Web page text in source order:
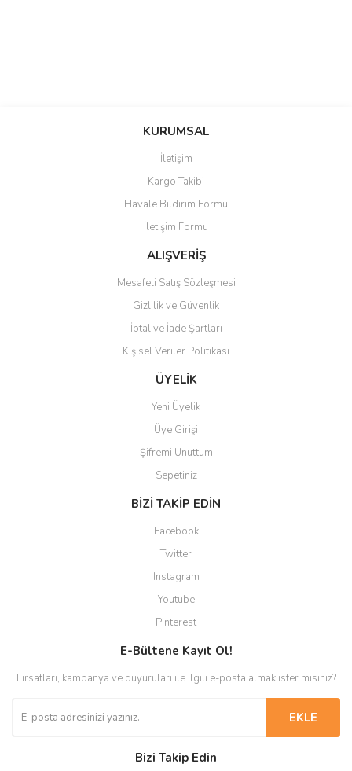
Görüş ve önerileriniz için teşekkür ederiz.
Ürün resmi kalitesiz, bozuk veya görüntülenemiyor.
Ürün açıklamasında eksik bilgiler bulunuyor.
Ürün bilgilerinde hatalar bulunuyor.
Bu ürüne benzer farklı alternatifler olmalı.
KURUMSAL
İletişim
Kargo Takibi
Havale Bildirim Formu
İletişim Formu
ALIŞVERİŞ
Mesafeli Satış Sözleşmesi
Gizlilik ve Güvenlik
İptal ve İade Şartları
Kişisel Veriler Politikası
ÜYELİK
Yeni Üyelik
Üye Girişi
Şifremi Unuttum
Sepetiniz
BİZİ TAKİP EDİN
Facebook
Twitter
Instagram
Youtube
Pinterest
E-Bültene Kayıt Ol!
Fırsatları, kampanya ve duyuruları ile ilgili e-posta almak ister misiniz?
EKLE
Bizi Takip Edin